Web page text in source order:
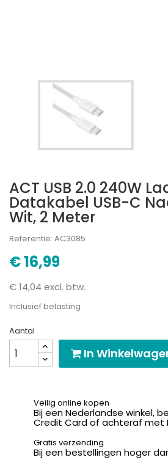
ACT USB 2.0 240W
Datakabel USB-C
Wit, 2 Meter
Referentie: AC3085
€ 16,99
€ 14,04 excl. btw.
Inclusief belasting
Aantal
In
Veilig online kopen
Bij een Nederlandse winkel,
Credit Card of achteraf met
Gratis verzending
Bij een bestellingen hoger